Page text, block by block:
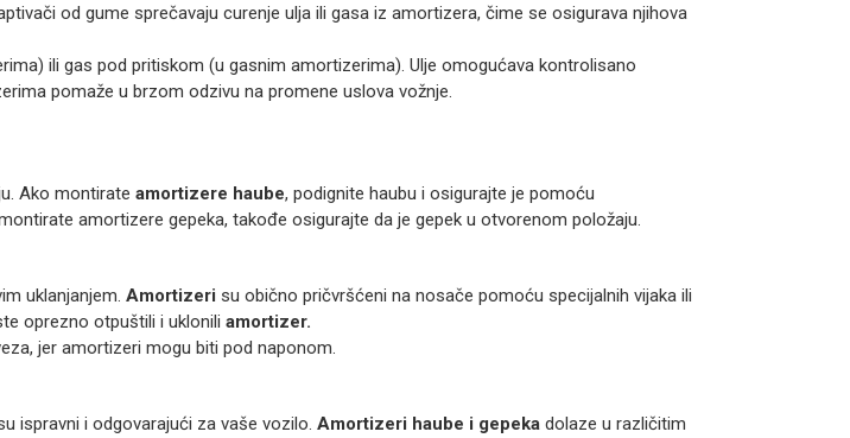
od gume sprečavaju curenje ulja ili gasa iz amortizera, čime se osigurava njihova
ili gas pod pritiskom (u gasnim amortizerima). Ulje omogućava kontrolisano
pomaže u brzom odzivu na promene uslova vožnje.
Ako montirate amortizere haube, podignite haubu i osigurajte je pomoću
amortizere gepeka, takođe osigurajte da je gepek u otvorenom položaju.
uklanjanjem. Amortizeri su obično pričvršćeni na nosače pomoću specijalnih vijaka ili
oprezno otpuštili i uklonili amortizer.
jer amortizeri mogu biti pod naponom.
ispravni i odgovarajući za vaše vozilo. Amortizeri haube i gepeka dolaze u različitim